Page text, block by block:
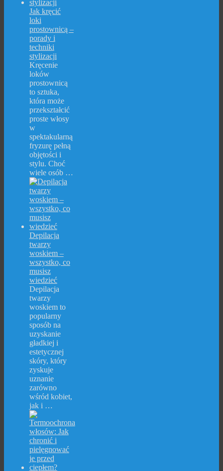
Jak kręcić
loki
prostownicą –
porady i
techniki
stylizacji
Kręcenie
loków
prostownicą
to sztuka,
która może
przekształcić
proste włosy
w
spektakularną
fryzurę pełną
objętości i
stylu. Choć
wiele osób …
Depilacja
twarzy
woskiem –
wszystko, co
musisz
wiedzieć
Depilacja
twarzy
woskiem to
popularny
sposób na
uzyskanie
gładkiej i
estetycznej
skóry, który
zyskuje
uznanie
zarówno
wśród kobiet,
jak i …